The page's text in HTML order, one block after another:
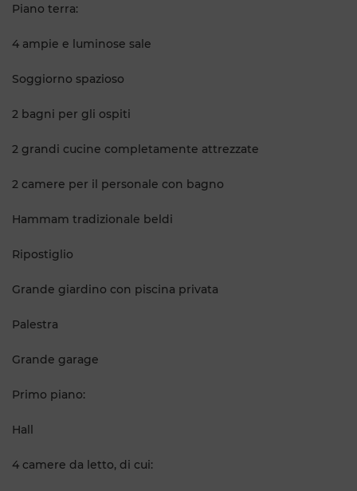
Piano terra:
4 ampie e luminose sale
Soggiorno spazioso
2 bagni per gli ospiti
2 grandi cucine completamente attrezzate
2 camere per il personale con bagno
Hammam tradizionale beldi
Ripostiglio
Grande giardino con piscina privata
Palestra
Grande garage
Primo piano:
Hall
4 camere da letto, di cui: